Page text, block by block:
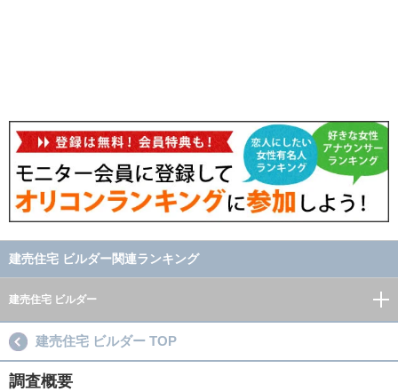
建売住宅 ビルダー関連ランキング
建売住宅 ビルダー
建売住宅 ビルダー TOP
調査概要